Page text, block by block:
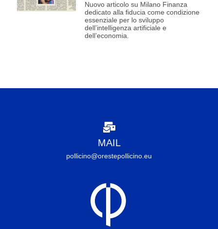
Nuovo articolo su Milano Finanza
dedicato alla fiducia come condizione
essenziale per lo sviluppo
dell’intelligenza artificiale e
dell’economia.
MAIL
pollicino@orestepollicino.eu